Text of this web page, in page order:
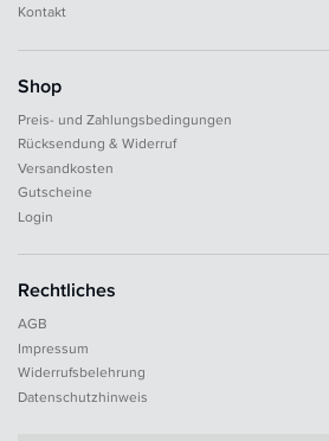
Kontakt
Shop
Preis- und Zahlungsbedingungen
Rücksendung & Widerruf
Versandkosten
Gutscheine
Login
Rechtliches
AGB
Impressum
Widerrufsbelehrung
Datenschutzhinweis